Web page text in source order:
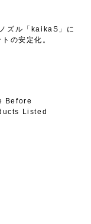
ズル「kaikaS」に
の安定化。
Before
Listed